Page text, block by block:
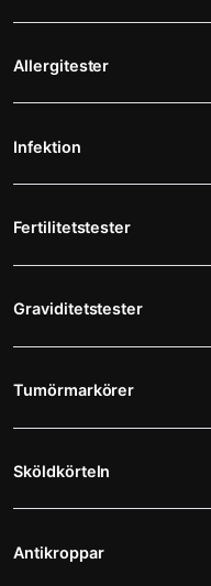
Allergitester
Infektion
Fertilitetstester
Graviditetstester
Tumörmarkörer
Sköldkörteln
Antikroppar